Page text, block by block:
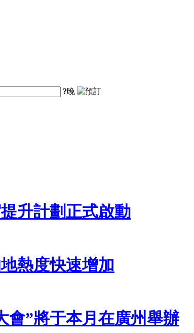
?晚
升計劃正式啟動
熱度快速增加
會”將于本月在廣州舉辦